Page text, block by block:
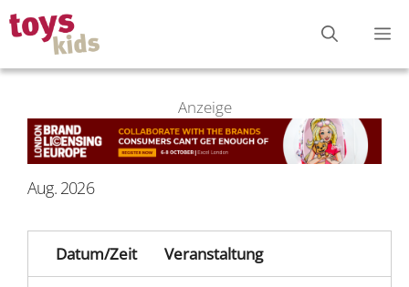
Zum
Inhalt
springen
Anzeige
Aug. 2026
Datum/Zeit Veranstaltung